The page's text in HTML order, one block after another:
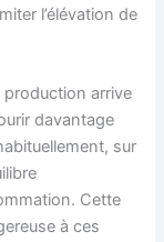
l’élévation de
arrive
davantage
sur
Cette
à ces